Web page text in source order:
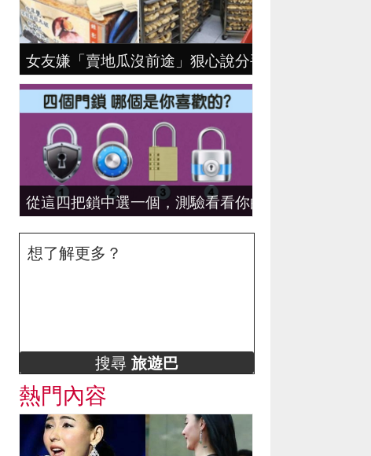
女友嫌「賣地瓜沒前途」狠心說分手，地瓜哥拼4
從這四把鎖中選一個，測驗看看你的潛在性格！
想了解更多？
搜尋 旅遊巴
熱門內容